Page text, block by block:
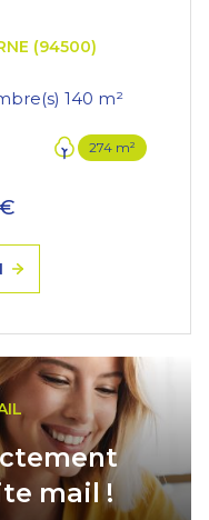
(94500)
Maison 6 pièce(s) 4 chambre(s) 140 m²
274 m²
mail !